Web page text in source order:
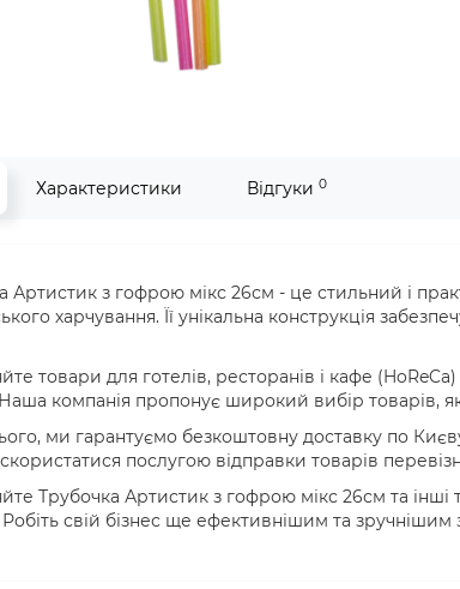
Характеристики Відгуки 0
Артистик з гофрою мікс 26см - це стильний і
харчування. Її унікальна конструкція
товари для готелів, ресторанів і кафе
компанія пропонує широкий вибір товарів,
ми гарантуємо безкоштовну доставку по
послугою відправки товарів
Трубочка Артистик з гофрою мікс 26см та інші
Робіть свій бізнес ще ефективнішим та зручнішим